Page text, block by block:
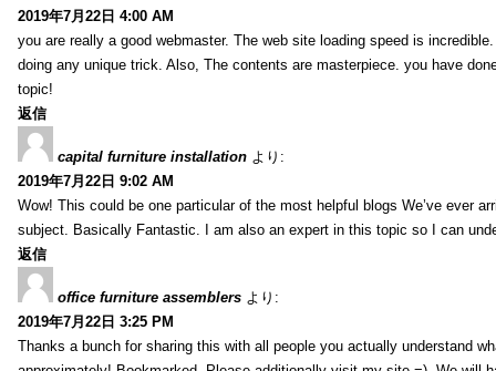
2019年7月22日 4:00 AM
you are really a good webmaster. The web site loading speed is
doing any unique trick. Also, The contents are masterpiece. you have
topic!
返信
capital furniture installation より:
2019年7月22日 9:02 AM
Wow! This could be one particular of the most helpful blogs We’ve ever
subject. Basically Fantastic. I am also an expert in this topic so I can
返信
office furniture assemblers より:
2019年7月22日 3:25 PM
Thanks a bunch for sharing this with all people you actually understand